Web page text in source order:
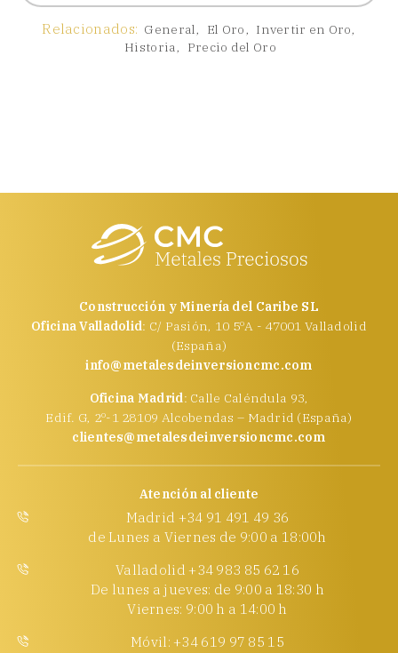
Relacionados: General, El Oro, Invertir en Oro,
Historia, Precio del Oro
Construcción y Minería del Caribe SL
Oficina Valladolid: C/ Pasión, 10 5ºA - 47001 Valladolid
(España)
info@metalesdeinversioncmc.com
Oficina Madrid: Calle Caléndula 93,
Edif. G, 2º-1 28109 Alcobendas – Madrid (España)
clientes@metalesdeinversioncmc.com
Atención al cliente
Madrid +34 91 491 49 36
de Lunes a Viernes de 9:00 a 18:00h
Valladolid +34 983 85 62 16
De lunes a jueves: de 9:00 a 18:30 h
Viernes: 9:00 h a 14:00 h
Móvil: +34 619 97 85 15